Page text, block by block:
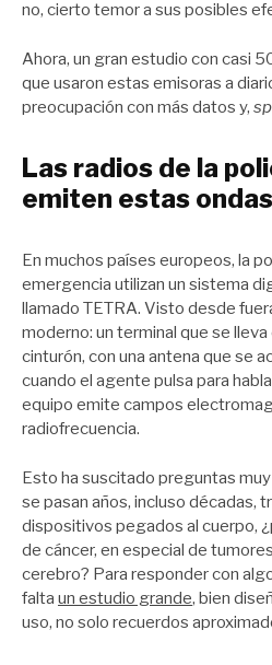
no, cierto temor a sus posibles
Ahora, un gran estudio con casi
que usaron estas emisoras a
preocupación con más datos y,
Las radios de la
emiten estas ondas
En muchos países europeos, la
emergencia utilizan un sistema
llamado TETRA. Visto desde
moderno: un terminal que se lleva
cinturón, con una antena que se
cuando el agente pulsa para
equipo emite campos
radiofrecuencia.
Esto ha suscitado preguntas
se pasan años, incluso décadas,
dispositivos pegados al cuerpo,
de cáncer, en especial de
cerebro? Para responder con
falta un estudio grande, bien
uso, no solo recuerdos